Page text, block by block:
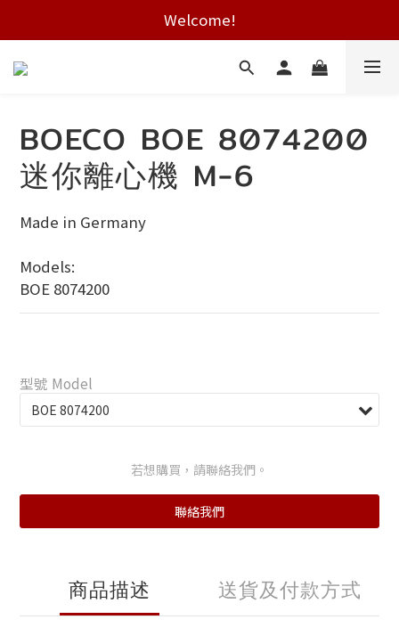
Free shipping on HK orders over $2000
Welcome!
Free shipping on HK orders over $2000
BOECO BOE 8074200
迷你離心機 M-6
Made in Germany
Models:
BOE 8074200
型號 Model
若想購買，請聯絡我們。
聯絡我們
商品描述 送貨及付款方式